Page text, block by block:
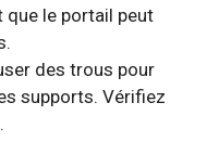
que le portail peut
des trous pour
supports. Vérifiez